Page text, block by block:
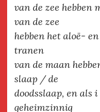
van de zee hebben
van de zee
hebben het aloë-
tranen
van de maan
slaap / de
doodsslaap, en als
geheimzinnig